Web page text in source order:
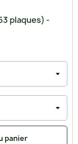
plaques) -
panier